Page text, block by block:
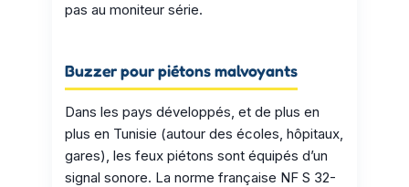
pas au moniteur série.
Buzzer pour piétons malvoyants
Dans les pays développés, et de plus en
plus en Tunisie (autour des écoles, hôpitaux,
gares), les feux piétons sont équipés d’un
signal sonore. La norme française NF S 32-